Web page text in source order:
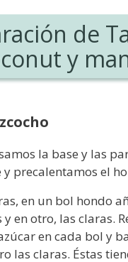
de
y
la base y las
precalentamos el
en un bol hondo
y en otro, las claras.
en cada bol y
las claras. Éstas